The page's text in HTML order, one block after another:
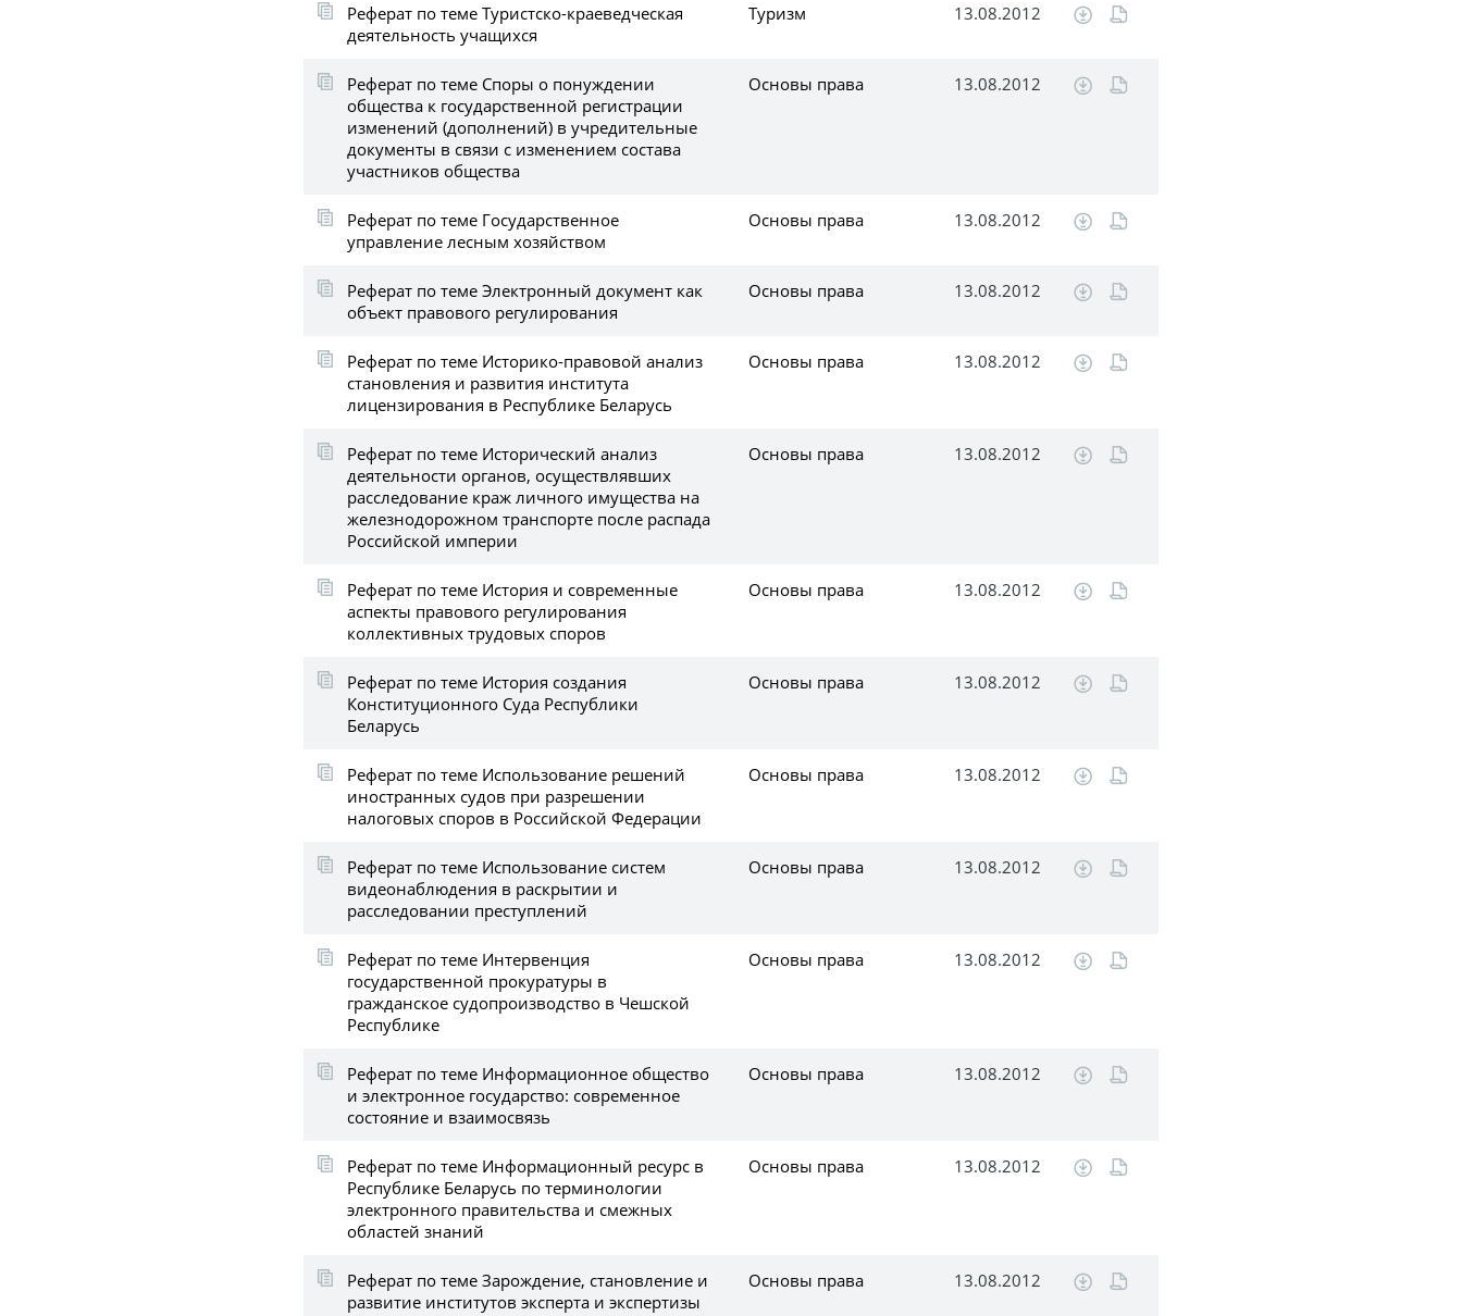
Реферат по теме Туристско-краеведческая
деятельность учащихся
Туризм 13.08.2012
Реферат по теме Споры о понуждении
общества к государственной регистрации
изменений (дополнений) в учредительные
документы в связи с изменением состава
участников общества
Основы права 13.08.2012
Реферат по теме Государственное
управление лесным хозяйством
Основы права 13.08.2012
Реферат по теме Электронный документ как
объект правового регулирования
Основы права 13.08.2012
Реферат по теме Историко-правовой анализ
становления и развития института
лицензирования в Республике Беларусь
Основы права 13.08.2012
Реферат по теме Исторический анализ
деятельности органов, осуществлявших
расследование краж личного имущества на
железнодорожном транспорте после распада
Российской империи
Основы права 13.08.2012
Реферат по теме История и современные
аспекты правового регулирования
коллективных трудовых споров
Основы права 13.08.2012
Реферат по теме История создания
Конституционного Суда Республики
Беларусь
Основы права 13.08.2012
Реферат по теме Использование решений
иностранных судов при разрешении
налоговых споров в Российской Федерации
Основы права 13.08.2012
Реферат по теме Использование систем
видеонаблюдения в раскрытии и
расследовании преступлений
Основы права 13.08.2012
Реферат по теме Интервенция
государственной прокуратуры в
гражданское судопроизводство в Чешской
Республике
Основы права 13.08.2012
Реферат по теме Информационное общество
и электронное государство: современное
состояние и взаимосвязь
Основы права 13.08.2012
Реферат по теме Информационный ресурс в
Республике Беларусь по терминологии
электронного правительства и смежных
областей знаний
Основы права 13.08.2012
Реферат по теме Зарождение, становление и
развитие институтов эксперта и экспертизы
Основы права 13.08.2012